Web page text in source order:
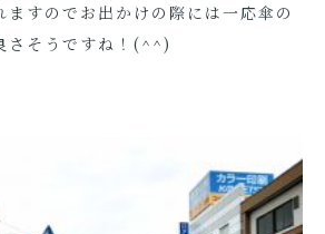
すのでお出かけの際には一応傘の
さそうですね！(^^)